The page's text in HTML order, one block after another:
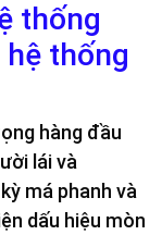
thống
thống
hàng đầu
lái và
má phanh và
dấu hiệu mòn